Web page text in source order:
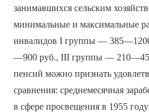
занимавшихся сельским
минимальные и максимальные
инвалидов I группы —
—900 руб., III группы —
пенсий можно признать
сравнения: среднемесячная
в сфере просвещения в 1955